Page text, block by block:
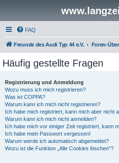
FAQ
Freunde des Audi Typ 44 e.V. Foren-
Häufig gestellte Fragen
Registrierung und Anmeldung
Wozu muss ich mich registrieren?
Was ist COPPA?
Warum kann ich mich nicht registrieren?
Ich habe mich registriert, kann mich aber nicht
Warum kann ich mich nicht anmelden?
Ich habe mich vor einiger Zeit registriert, kann
Ich habe mein Passwort vergessen!
Warum werde ich automatisch abgemeldet?
Wozu ist die Funktion „Alle Cookies löschen“?